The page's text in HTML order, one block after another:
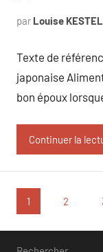
par Louise KESTEL
Texte de
japonaise
bon époux
Continuer la
des
1 2